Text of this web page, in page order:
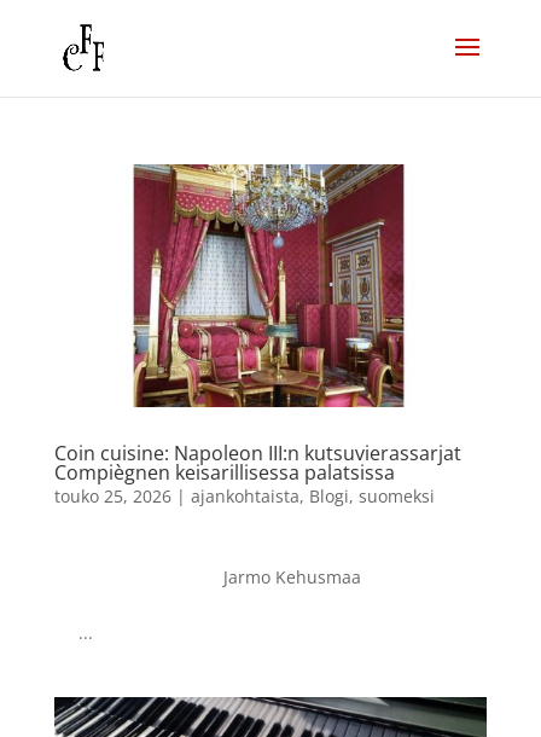
Coin cuisine: Napoleon III:n kutsuvierassarjat
Compiègnen keisarillisessa palatsissa
touko 25, 2026| ajankohtaista, Blogi, suomeksi
Jarmo Kehusmaa
...